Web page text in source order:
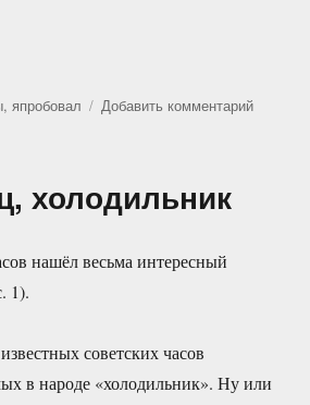
,япробовал Добавить комментарийк
холодильник
нашёл весьма интересный
1).
советских часов
в народе «холодильник». Ну или